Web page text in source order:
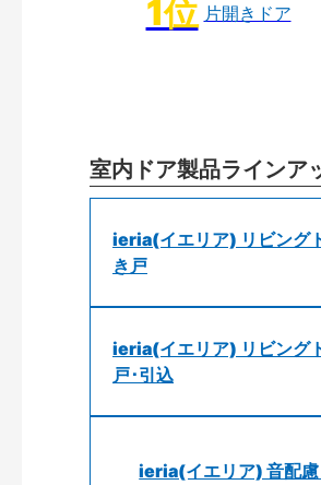
片開きドア
室内ドア製品ラインア
ieria(イエリア) リビング
き戸
ieria(イエリア) リビング
戸･引込
ieria(イエリア) 音配